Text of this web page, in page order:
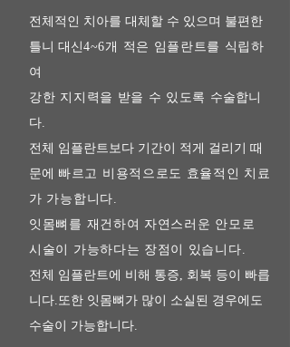
전체적인 치아를 대체할 수 있으며 불편한
틀니 대신4~6개 적은 임플란트를 식립하
여
강한 지지력을 받을 수 있도록 수술합니
다.
전체 임플란트보다 기간이 적게 걸리기 때
문에 빠르고 비용적으로도 효율적인 치료
가 가능합니다.
잇몸뼈를 재건하여 자연스러운 안모로
시술이 가능하다는 장점이 있습니다.
전체 임플란트에 비해 통증, 회복 등이 빠릅
니다.또한 잇몸뼈가 많이 소실된 경우에도
수술이 가능합니다.